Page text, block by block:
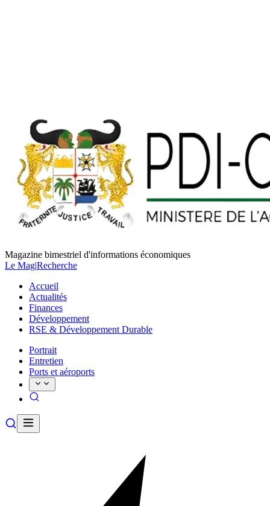
Magazine bimestriel d'informations économiques
Le Mag|Recherche
Accueil
Actualités
Finances
Développement
RSE & Développement Durable
Portrait
Entretien
Ports et aéroports